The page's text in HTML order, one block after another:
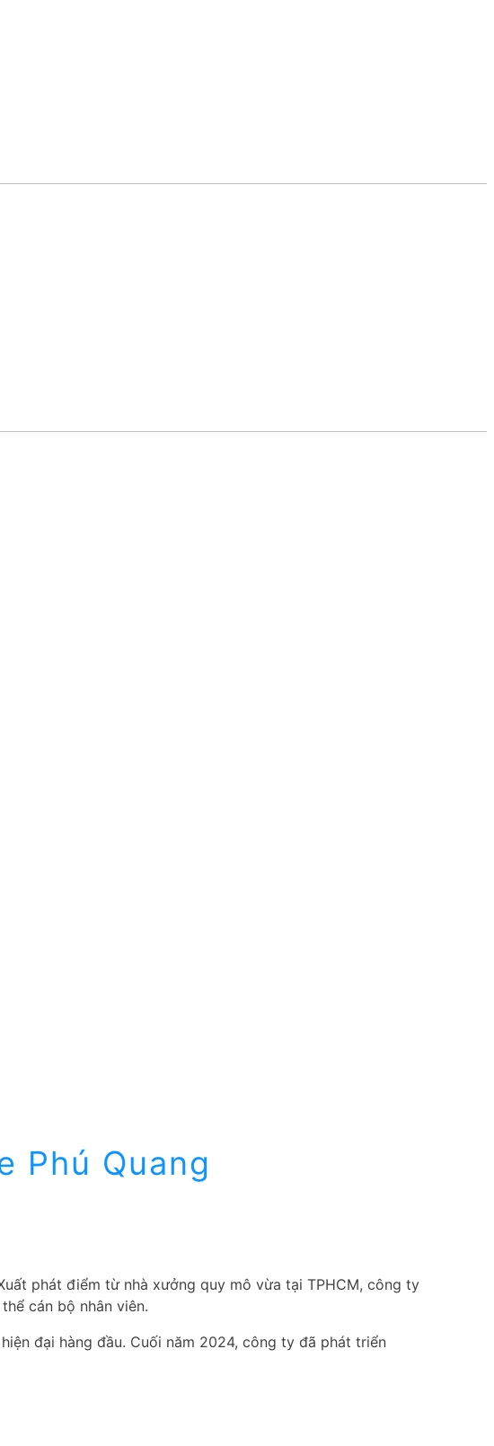
Phú Quang
phát điểm từ nhà xưởng quy mô vừa tại TPHCM, công ty
cán bộ nhân viên.
đại hàng đầu. Cuối năm 2024, công ty đã phát triển